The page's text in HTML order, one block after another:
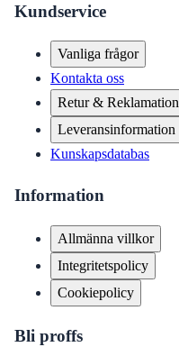
Kundservice
Vanliga frågor
Kontakta oss
Retur & Reklamation
Leveransinformation
Kunskapsdatabas
Information
Allmänna villkor
Integritetspolicy
Cookiepolicy
Bli proffs